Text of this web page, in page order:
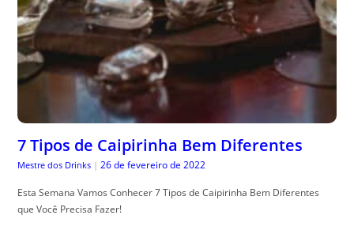
7 Tipos de Caipirinha Bem Diferentes
Mestre dos Drinks | 26 de fevereiro de 2022
Esta Semana Vamos Conhecer 7 Tipos de Caipirinha Bem Diferentes
que Você Precisa Fazer!